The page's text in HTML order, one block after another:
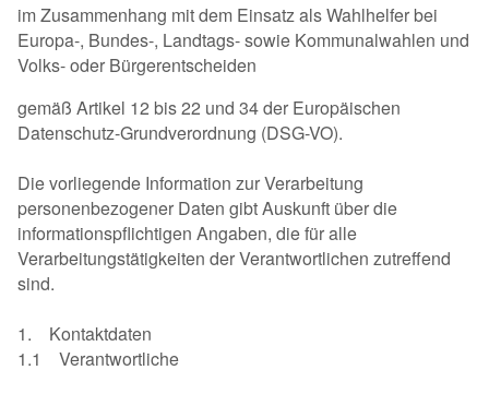
im Zusammenhang mit dem Einsatz als Wahlhelfer bei
Europa-, Bundes-, Landtags- sowie Kommunalwahlen und
Volks- oder Bürgerentscheiden
gemäß Artikel 12 bis 22 und 34 der Europäischen
Datenschutz-Grundverordnung (DSG-VO).
Die vorliegende Information zur Verarbeitung
personenbezogener Daten gibt Auskunft über die
informationspflichtigen Angaben, die für alle
Verarbeitungstätigkeiten der Verantwortlichen zutreffend
sind.
1. Kontaktdaten
1.1 Verantwortliche